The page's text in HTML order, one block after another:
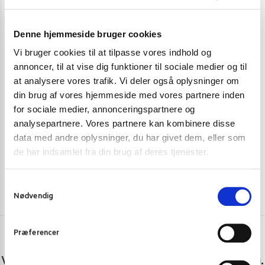
Denne hjemmeside bruger cookies
Vi bruger cookies til at tilpasse vores indhold og
annoncer, til at vise dig funktioner til sociale medier og til
at analysere vores trafik. Vi deler også oplysninger om
din brug af vores hjemmeside med vores partnere inden
for sociale medier, annonceringspartnere og
analysepartnere. Vores partnere kan kombinere disse
data med andre oplysninger, du har givet dem, eller som
de har indsamlet fra din brug af deres tjenester.
Nødvendig
Præferencer
ANDET KØL
Tørrede Saltede Ansjoser (Dried Anchovy) KP 100 g.
54,00kr.
Skriv mig op
GRØNT OG
TOFU